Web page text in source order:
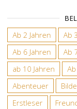
Ab 2 Jahren Ab
Ab 6 Jahren
Ab
ab 10 Jahren
Abenteuer
Erstleser